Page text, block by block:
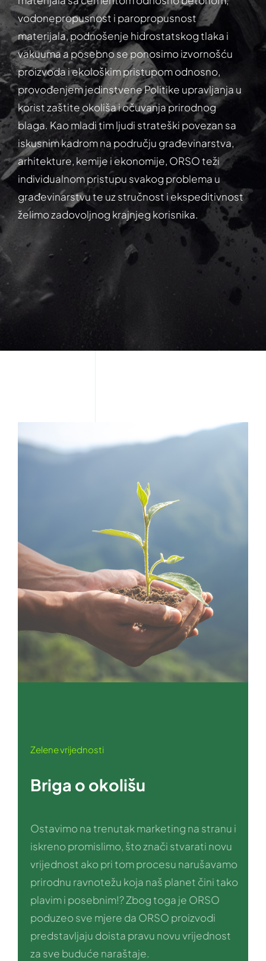
vodonepropusnost i paropropusnost
materijala, podnošenje hidrostatskog tlaka i
vakuuma a posebno se ponosimo izvornošću
proizvoda i ekološkim pristupom odnosno,
provođenjem jedinstvene Politike upravljanja u
korist zaštite okoliša i očuvanja prirodnog
blaga. Kao mladi tim ljudi strateški povezan sa
iskusnim kadrom na području građevinarstva,
arhitekture, kemije i ekonomije, ORSO teži
individualnom pristupu svakog problema u
građevinarstvu te uz stručnost i ekspeditivnost
želimo zadovoljnog krajnjeg korisnika.
Zelene vrijednosti
Briga o okolišu
Ostavimo na trenutak marketing na stranu i
iskreno promislimo, što znači stvarati novu
vrijednost ako pri tom procesu narušavamo
prirodnu ravnotežu koja naš planet čini tako
plavim i posebnim!? Zbog toga je ORSO
poduzeo sve mjere da ORSO proizvodi
predstavljaju doista pravu novu vrijednost
za sve buduće naraštaje.